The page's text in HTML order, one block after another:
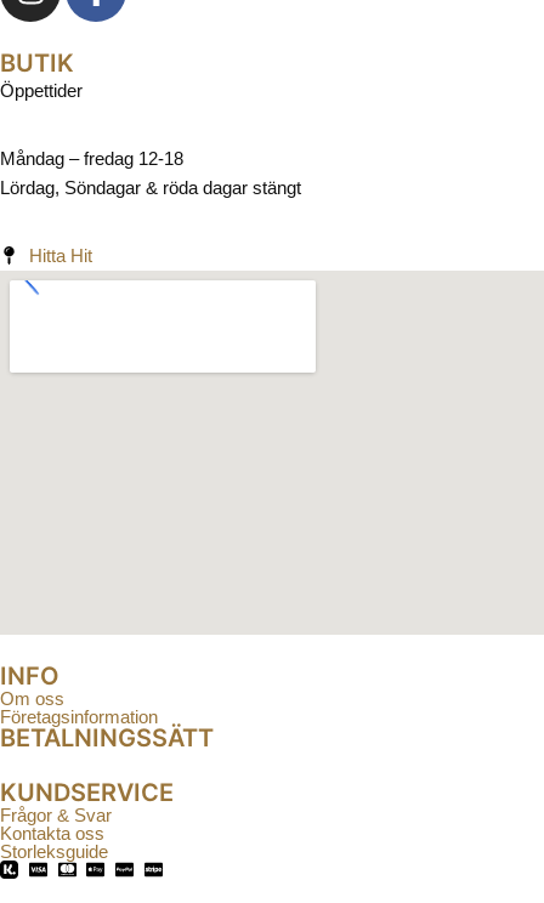
BUTIK
Öppettider
Måndag – fredag 12-18
Lördag, Söndagar & röda dagar stängt
Hitta Hit
INFO
Om oss
Företagsinformation
BETALNINGSSÄTT
KUNDSERVICE
Frågor & Svar
Kontakta oss
Storleksguide